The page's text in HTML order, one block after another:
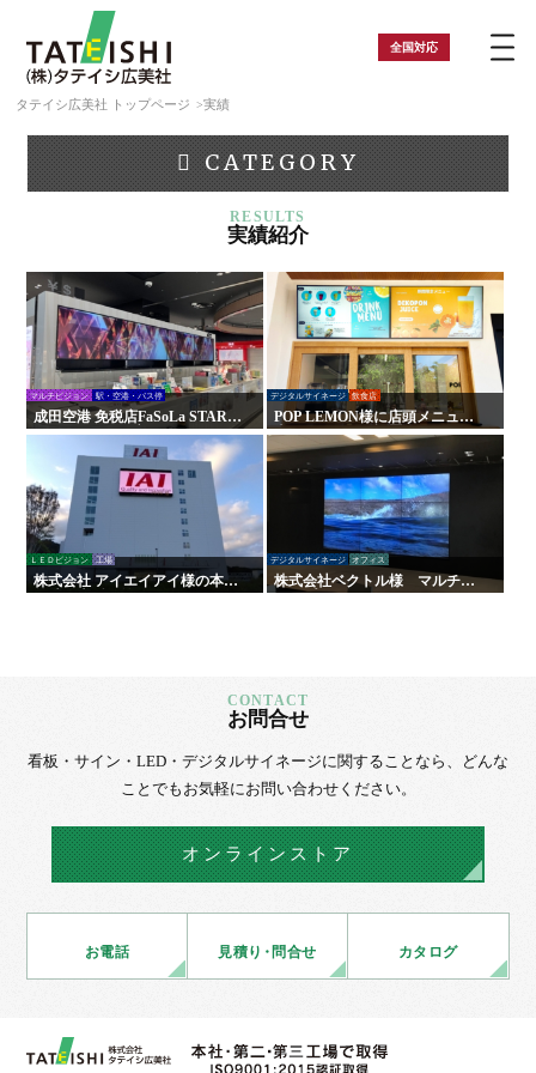
全国対応
タテイシ広美社 トップページ 実績
CATEGORY
実績紹介
マルチビジョン 駅・空港・バス停
成田空港 免税店FaSoLa STARS
DUTY FREEの店頭モニターを
刷新！魅力的な店舗空間へリニ
ューアル！
デジタルサイネージ 飲食店
POP LEMON様に店頭メニュー
表示モニターを設置｜明るく見
やすく商品の魅力を最大化
ＬＥＤビジョン 工場
株式会社 アイエイアイ様の本社
外壁に大型屋外LEDビジョンを
デジタルサイネージ オフィス
株式会社ベクトル様 マルチデ
ィスプレイ
お問合せ
看板・サイン・LED・デジタルサイネージに関することなら、
どんな
ことでもお気軽にお問い合わせください。
オンラインストア
お電話 見積り・ 問合せ カタログ